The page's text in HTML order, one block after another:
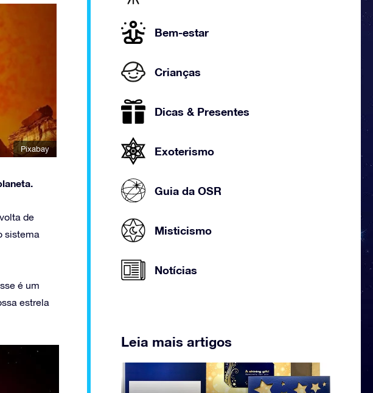
Pixabay
de
sistema
é um
estrela
Bem-estar
Crianças
Dicas & Presentes
Exoterismo
Guia da OSR
Misticismo
Notícias
Leia mais artigos